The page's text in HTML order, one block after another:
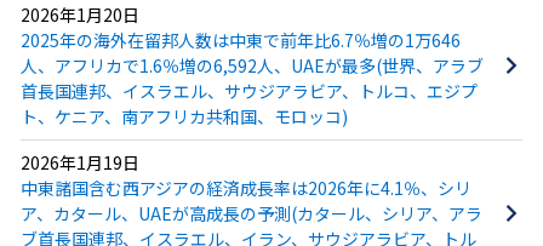
2026年1月20日
2025年の海外在留邦人数は中東で前年比6.7％増の1万646
人、アフリカで1.6％増の6,592人、UAEが最多(世界、アラブ
首長国連邦、イスラエル、サウジアラビア、トルコ、エジプ
ト、ケニア、南アフリカ共和国、モロッコ)
2026年1月19日
中東諸国含む西アジアの経済成長率は2026年に4.1％、シリ
ア、カタール、UAEが高成長の予測(カタール、シリア、アラ
ブ首長国連邦、イスラエル、イラン、サウジアラビア、トル